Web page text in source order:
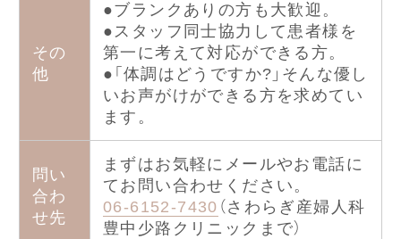
その
他
●ブランクありの方も大歓迎。
●スタッフ同士協力して患者様を
第一に考えて対応ができる方。
●「体調はどうですか?」そんな優し
いお声がけができる方を求めてい
ます。
問い
合わ
せ先
まずはお気軽にメールやお電話に
てお問い合わせください。
06-6152-7430 （さわらぎ産婦人科
豊中少路クリニックまで）